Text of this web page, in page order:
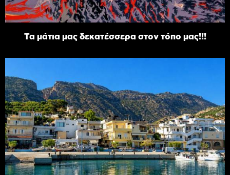
Τα μάτια μας δεκατέσσερα στον τόπο μας!!!